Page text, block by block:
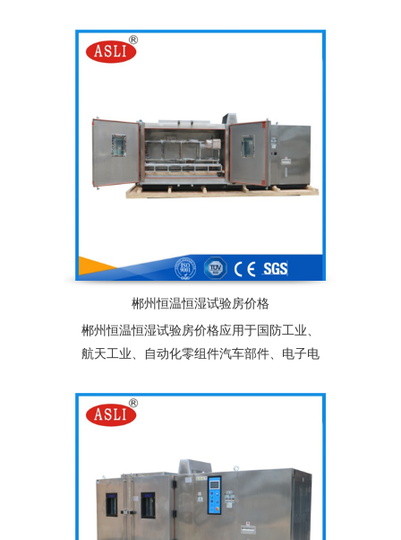
属、化学、建材等多种行业的产品可靠性检
郴州恒温恒湿试验房价格
郴州恒温恒湿试验房价格应用于国防工业、
航天工业、自动化零组件汽车部件、电子电
能光伏组件及相关产品之耐热、耐寒测试，
为产业界提供大型零件，半成品，成品之大
多、体积大之试验设备